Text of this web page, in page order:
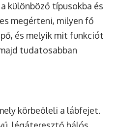
különböző típusokba és
megérteni, milyen fő
és melyik mit funkciót
tudatosabban
körbeöleli a lábfejet.